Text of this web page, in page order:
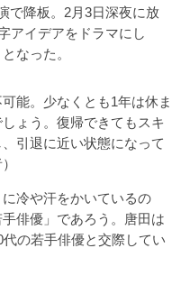
で降板。2月3日深夜に放
アイデアをドラマにし
なった。
能。少なくとも1年は休ま
ょう。復帰できてもスキ
引退に近い状態になって
冷や汗をかいているの
俳優」であろう。唐田は
の若手俳優と交際してい